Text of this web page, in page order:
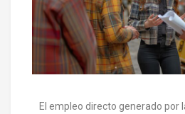
El empleo directo generado por